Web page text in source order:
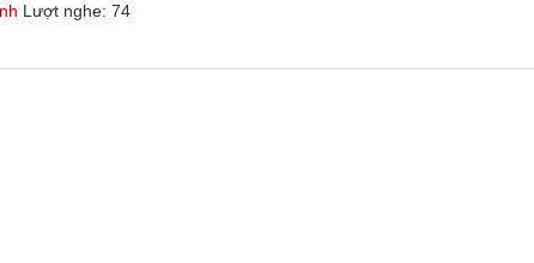
Lượt nghe: 74